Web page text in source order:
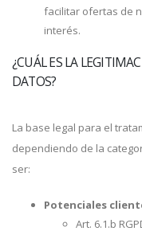
facilitar ofertas de
interés.
¿CUÁL ES LA
DATOS?
La base legal para el
dependiendo de la
ser:
Potenciales
Art. 6.1.b